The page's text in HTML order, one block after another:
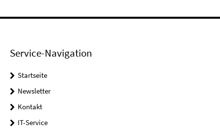
Service-Navigation
Startseite
Newsletter
Kontakt
IT-Service